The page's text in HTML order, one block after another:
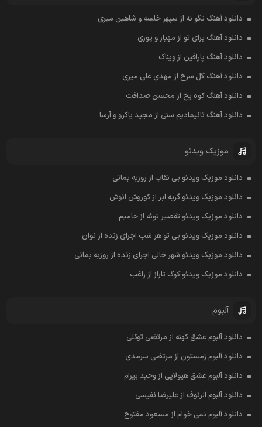
دانلود آهنگ نگو نه از سپهر خلسه و شاهین میری
دانلود آهنگ برای تو از مهیار و پوری
دانلود آهنگ پارافین از ویناک
دانلود آهنگ گل سرخ از مهدی علی میری
دانلود آهنگ کوه یخ از محسن صداقت
دانلود آهنگ تانیمادیم سنی از مجید پاکرو و آرسا
موزیک ویدئو
دانلود موزیک ویدئو بی نقاب از روزبه بمانی
دانلود موزیک ویدئو گریه ابر از کوروش انوش
دانلود موزیک ویدئو تقصیر توئه از حامیم
دانلود موزیک ویدئو بی تو هر شب اجرای زنده از نوان
دانلود موزیک ویدئو شهر خالی اجرای زنده از روزبه بمانی
دانلود موزیک ویدئو کوگ تاراز از راغب
آلبوم
دانلود آلبوم عشق کهنه از مرتضی توکلی
دانلود آلبوم زمستون از مرتضی سرمدی
دانلود آلبوم عشق هیولایی از وحید بیرام
دانلود آلبوم الرئوف از علیرضا نفیسی
دانلود آلبوم نمی خوام از مسعود مفتوح